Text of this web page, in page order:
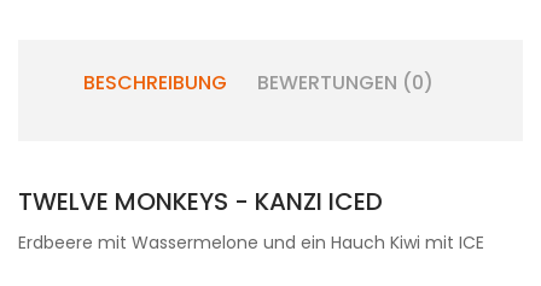
BESCHREIBUNG BEWERTUNGEN (0)
TWELVE MONKEYS - KANZI ICED
Erdbeere mit Wassermelone und ein Hauch Kiwi mit ICE